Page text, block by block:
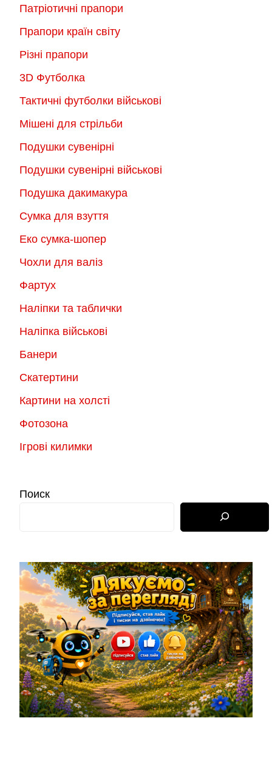
Патріотичні прапори
Прапори країн світу
Різні прапори
3D Футболка
Тактичні футболки військові
Мішені для стрільби
Подушки сувенірні
Подушки сувенірні військові
Подушка дакимакура
Сумка для взуття
Еко сумка-шопер
Чохли для валіз
Фартух
Наліпки та таблички
Наліпка військові
Банери
Скатертини
Картини на холсті
Фотозона
Ігрові килимки
Поиск